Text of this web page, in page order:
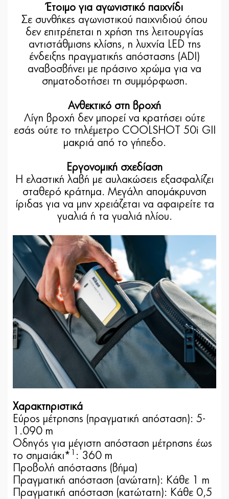
Έτοιμο για αγωνιστικό παιχνίδι
Σε συνθήκες αγωνιστικού παιχνιδιού όπου
δεν επιτρέπεται η χρήση της λειτουργίας
αντιστάθμισης κλίσης, η λυχνία LED της
ένδειξης πραγματικής απόστασης (ADI)
αναβοσβήνει με πράσινο χρώμα για να
σηματοδοτήσει τη συμμόρφωση.
Ανθεκτικό στη βροχή
Λίγη βροχή δεν μπορεί να κρατήσει ούτε
εσάς ούτε το τηλέμετρο COOLSHOT 50i GII
μακριά από το γήπεδο.
Εργονομική σχεδίαση
Η ελαστική λαβή με αυλακώσεις εξασφαλίζει
σταθερό κράτημα. Μεγάλη απομάκρυνση
ίριδας για να μην χρειάζεται να αφαιρείτε τα
γυαλιά ή τα γυαλιά ηλίου.
Χαρακτηριστικά
Εύρος μέτρησης (πραγματική απόσταση): 5-
1.090 m
Οδηγός για μέγιστη απόσταση μέτρησης έως
το σημαιάκι*
: 360 m
Προβολή απόστασης (βήμα)
Πραγματική απόσταση (ανώτατη): Κάθε 1 m
Πραγματική απόσταση (κατώτατη): Κάθε 0,5